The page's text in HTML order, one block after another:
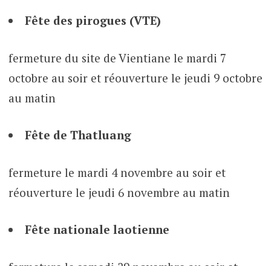
Fête des pirogues (VTE)
fermeture du site de Vientiane le mardi 7
octobre au soir et réouverture le jeudi 9 octobre
au matin
Fête de Thatluang
fermeture le mardi 4 novembre au soir et
réouverture le jeudi 6 novembre au matin
Fête nationale laotienne